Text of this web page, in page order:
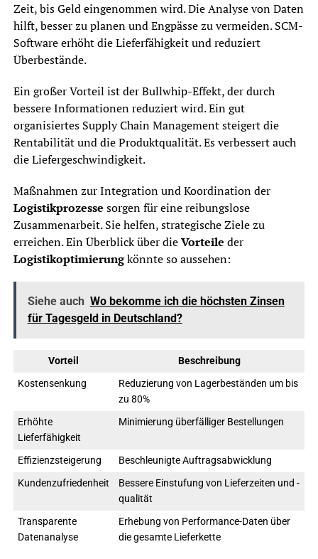
Zeit, bis Geld eingenommen wird. Die Analyse von Daten
hilft, besser zu planen und Engpässe zu vermeiden. SCM-
Software erhöht die Lieferfähigkeit und reduziert
Überbestände.
Ein großer Vorteil ist der Bullwhip-Effekt, der durch
bessere Informationen reduziert wird. Ein gut
organisiertes Supply Chain Management steigert die
Rentabilität und die Produktqualität. Es verbessert auch
die Liefergeschwindigkeit.
Maßnahmen zur Integration und Koordination der
Logistikprozesse sorgen für eine reibungslose
Zusammenarbeit. Sie helfen, strategische Ziele zu
erreichen. Ein Überblick über dieVorteile der
Logistikoptimierungkönnte so aussehen:
Siehe auch Wo bekomme ich die höchsten Zinsen
für Tagesgeld in Deutschland?
Vorteil
Beschreibung
Kostensenkung
Reduzierung von Lagerbeständen um bis
zu 80%
Erhöhte
Lieferfähigkeit
Minimierung überfälliger Bestellungen
Effizienzsteigerung
Beschleunigte Auftragsabwicklung
Kundenzufriedenheit
Bessere Einstufung von Lieferzeiten und -
qualität
Transparente
Datenanalyse
Erhebung von Performance-Daten über
die gesamte Lieferkette